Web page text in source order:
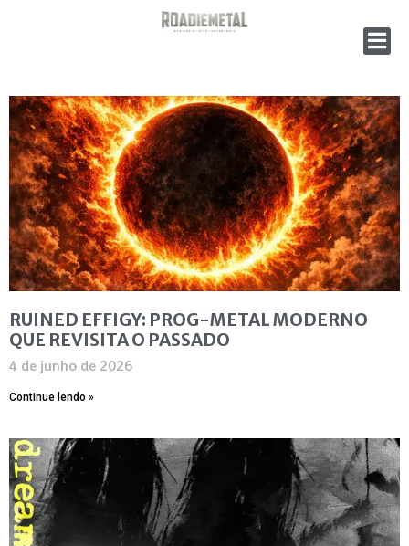
RUINED EFFIGY: PROG-METAL MODERNO
QUE REVISITA O PASSADO
4 de junho de 2026
Continue lendo »